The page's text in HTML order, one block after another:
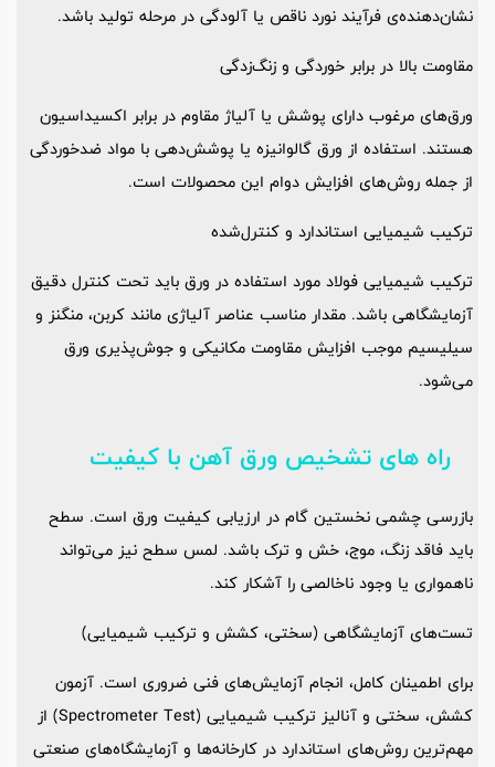
نشان‌دهنده‌ی فرآیند نورد ناقص یا آلودگی در مرحله تولید باشد.
مقاومت بالا در برابر خوردگی و زنگ‌زدگی
ورق‌های مرغوب دارای پوشش یا آلیاژ مقاوم در برابر اکسیداسیون
هستند. استفاده از ورق گالوانیزه یا پوشش‌دهی با مواد ضدخوردگی
از جمله روش‌های افزایش دوام این محصولات است.
ترکیب شیمیایی استاندارد و کنترل‌شده
ترکیب شیمیایی فولاد مورد استفاده در ورق باید تحت کنترل دقیق
آزمایشگاهی باشد. مقدار مناسب عناصر آلیاژی مانند کربن، منگنز و
سیلیسیم موجب افزایش مقاومت مکانیکی و جوش‌پذیری ورق
می‌شود.
راه های تشخیص ورق آهن با کیفیت
بازرسی چشمی نخستین گام در ارزیابی کیفیت ورق است. سطح
باید فاقد زنگ، موج، خش و ترک باشد. لمس سطح نیز می‌تواند
ناهمواری یا وجود ناخالصی را آشکار کند.
تست‌های آزمایشگاهی (سختی، کشش و ترکیب شیمیایی)
برای اطمینان کامل، انجام آزمایش‌های فنی ضروری است. آزمون
کشش، سختی و آنالیز ترکیب شیمیایی (Spectrometer Test) از
مهم‌ترین روش‌های استاندارد در کارخانه‌ها و آزمایشگاه‌های صنعتی